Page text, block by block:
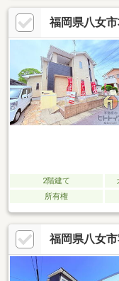
福岡県八女
2階建て
所有権
福岡県八女